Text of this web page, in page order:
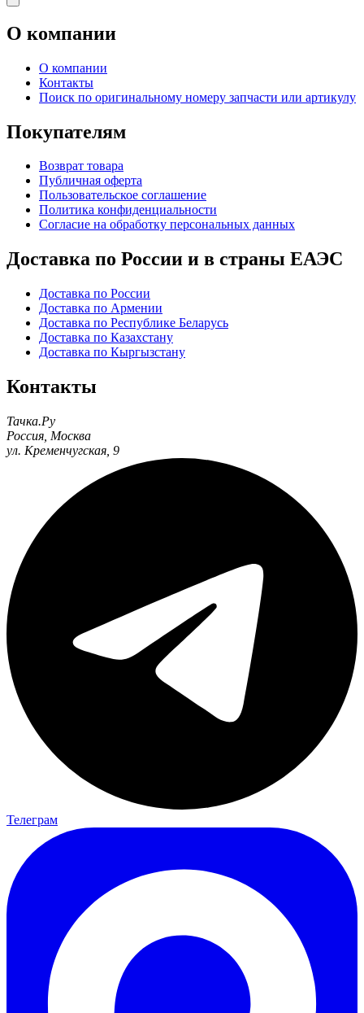
О компании
О компании
Контакты
Поиск по оригинальному номеру запчасти или артикулу
Покупателям
Возврат товара
Публичная оферта
Пользовательское соглашение
Политика конфиденциальности
Согласие на обработку персональных данных
Доставка по России и в страны ЕАЭС
Доставка по России
Доставка по Армении
Доставка по Республике Беларусь
Доставка по Казахстану
Доставка по Кыргызстану
Контакты
Тачка.Ру
Россия Москва
ул. Кременчугская, 9
Телеграм